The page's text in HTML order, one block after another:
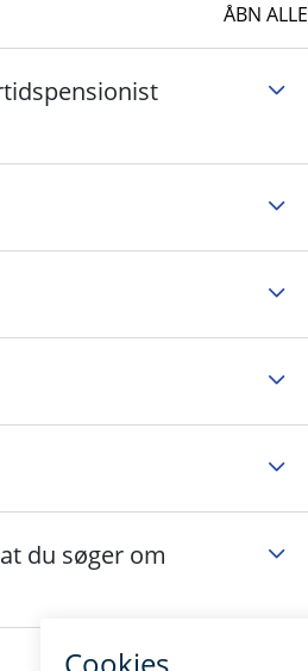
ÅBN ALLE
du søger om